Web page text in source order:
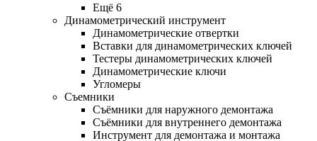
Ещё 6
Динамометрический инструмент
Динамометрические отвертки
Вставки для динамометрических ключей
Тестеры динамометрических ключей
Динамометрические ключи
Угломеры
Съемники
Съёмники для наружного демонтажа
Съёмники для внутреннего демонтажа
Инструмент для демонтажа и монтажа